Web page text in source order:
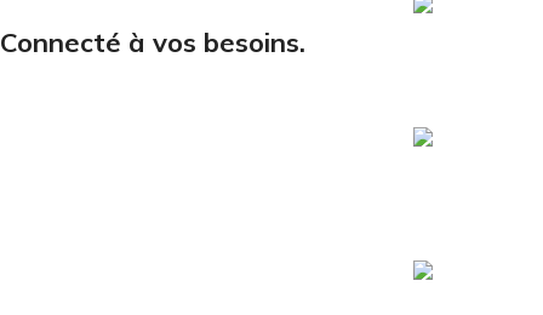
Connecté à vos besoins.